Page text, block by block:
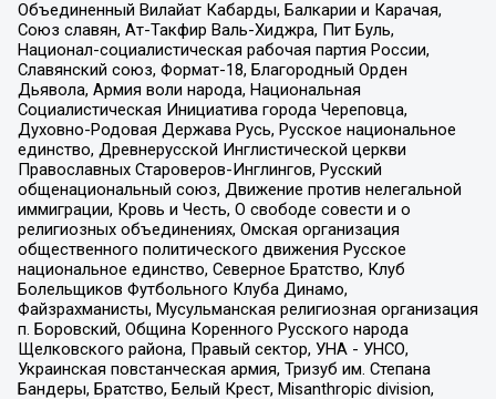
Объединенный Вилайат Кабарды, Балкарии и Карачая,
Союз славян, Ат-Такфир Валь-Хиджра, Пит Буль,
Национал-социалистическая рабочая партия России,
Славянский союз, Формат-18, Благородный Орден
Дьявола, Армия воли народа, Национальная
Социалистическая Инициатива города Череповца,
Духовно-Родовая Держава Русь, Русское национальное
единство, Древнерусской Инглистической церкви
Православных Староверов-Инглингов, Русский
общенациональный союз, Движение против нелегальной
иммиграции, Кровь и Честь, О свободе совести и о
религиозных объединениях, Омская организация
общественного политического движения Русское
национальное единство, Северное Братство, Клуб
Болельщиков Футбольного Клуба Динамо,
Файзрахманисты, Мусульманская религиозная организация
п. Боровский, Община Коренного Русского народа
Щелковского района, Правый сектор, УНА - УНСО,
Украинская повстанческая армия, Тризуб им. Степана
Бандеры, Братство, Белый Крест, Misanthropic division,